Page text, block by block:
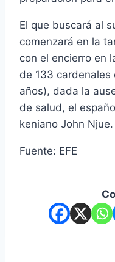
El que buscará al
comenzará en la
con el encierro en
de 133 cardenales
años), dada la
de salud, el
keniano John Njue.
Fuente: EFE